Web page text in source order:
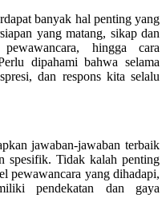
banyak hal penting yang
yang matang, sikap dan
hingga cara
dipahami bahwa selama
dan respons kita selalu
jawaban-jawaban terbaik
spesifik. Tidak kalah penting
pewawancara yang dihadapi,
pendekatan dan gaya